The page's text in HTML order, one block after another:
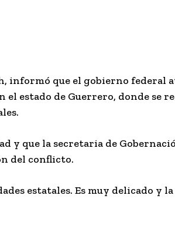
informó que el gobierno federal
el estado de Guerrero, donde se
y que la secretaria de
del conflicto.
estatales. Es muy delicado y